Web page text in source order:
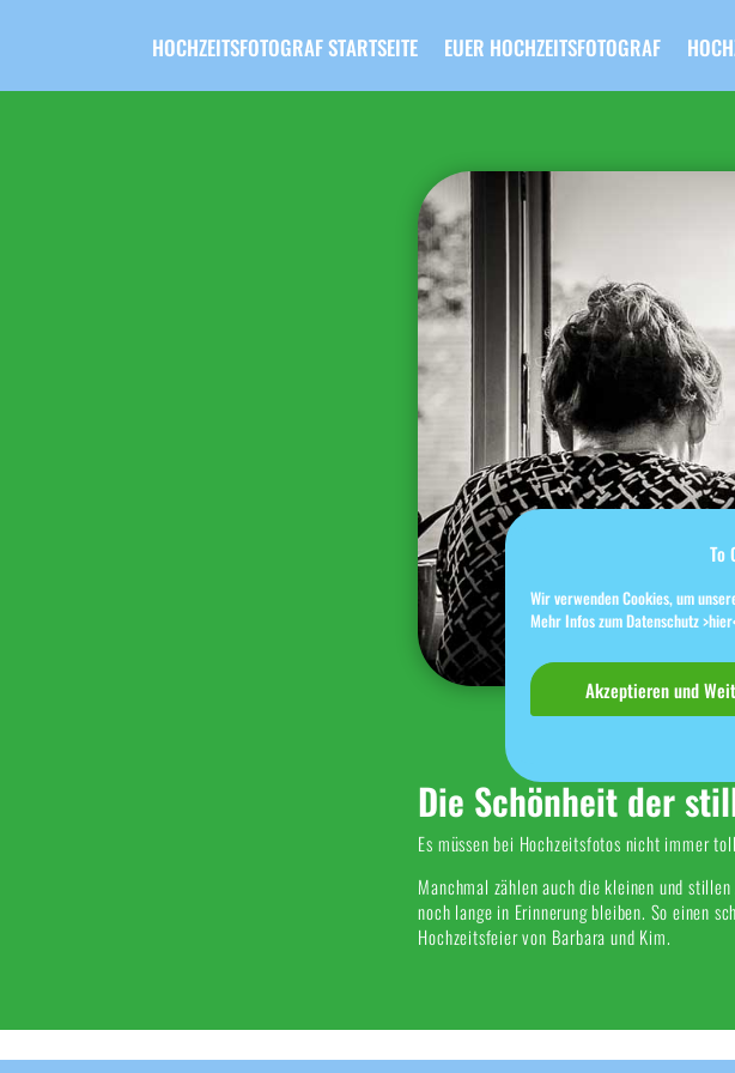
To
Wir verwenden Cookies, um
Mehr Infos zum Datenschutz
Akzeptieren und
HOCHZEITSFOTOGRAF STARTSEITE EUER HOCHZEITSFOTOGRAF
Die Schönheit der
Es müssen bei Hochzeitsfotos nicht immer
Manchmal zählen auch die kleinen und
noch lange in Erinnerung bleiben. So einen
Hochzeitsfeier von Barbara und Kim.